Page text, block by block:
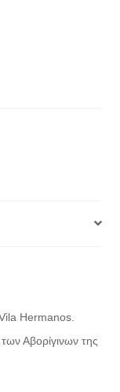
Hermanos.
Αβορίγινων της